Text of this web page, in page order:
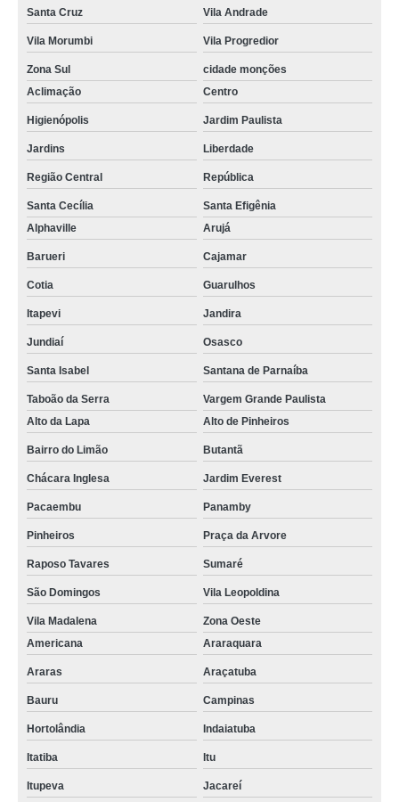
Santa Cruz Vila Andrade
Vila Morumbi Vila Progredior
Zona Sul
cidade monções
Aclimação
Centro
Higienópolis Jardim Paulista
Jardins Liberdade
Região Central República
Santa Cecília
Santa Efigênia
Alphaville
Arujá
Barueri Cajamar
Cotia Guarulhos
Itapevi Jandira
Jundiaí Osasco
Santa Isabel Santana de Parnaíba
Taboão da Serra
Vargem Grande Paulista
Alto da Lapa
Alto de Pinheiros
Bairro do Limão Butantã
Chácara Inglesa Jardim Everest
Pacaembu Panamby
Pinheiros Praça da Arvore
Raposo Tavares Sumaré
São Domingos Vila Leopoldina
Vila Madalena
Zona Oeste
Americana
Araraquara
Araras Araçatuba
Bauru Campinas
Hortolândia Indaiatuba
Itatiba Itu
Itupeva Jacareí